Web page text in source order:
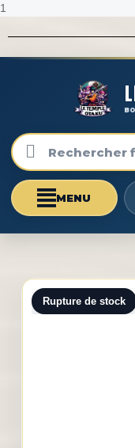
1
Rupture de stock